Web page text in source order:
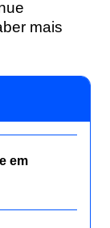
mais
em